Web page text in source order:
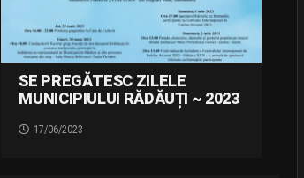
SE PREGĂTESC ZILELE
MUNICIPIULUI RĂDĂUȚI ~ 2023
17/06/2023